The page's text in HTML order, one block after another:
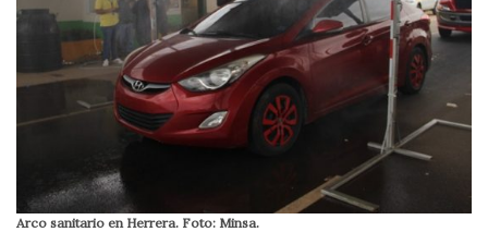
Arco sanitario en Herrera. Foto: Minsa.